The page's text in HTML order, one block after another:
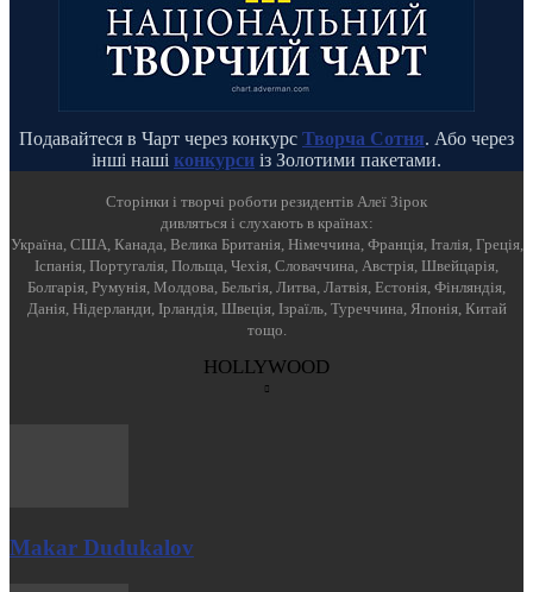
Подавайтеся в Чарт через конкурс Творча Сотня. Або через
інші наші конкурси із Золотими пакетами.
Cторінки і творчі роботи резидентів Алеї Зірок
дивляться і слухають в країнах:
Україна, США, Канада, Велика Британія, Німеччина, Франція, Італія, Греція,
Іспанія, Португалія, Польща, Чехія, Словаччина, Австрія, Швейцарія,
Болгарія, Румунія, Молдова, Бельгія, Литва, Латвія, Естонія, Фінляндія,
Данія, Нідерланди, Ірландія, Швеція, Ізраїль, Туреччина, Японія, Китай
тощо.
HOLLYWOOD
Makar Dudukalov